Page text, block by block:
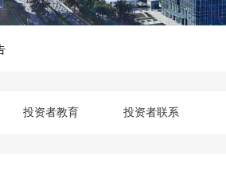
投资者教育 投资者联系